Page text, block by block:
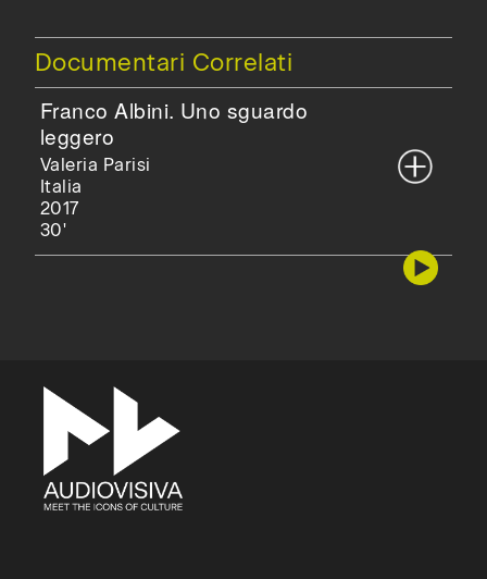
Documentari Correlati
Franco Albini. Uno sguardo
leggero
Valeria Parisi
Italia
2017
30'